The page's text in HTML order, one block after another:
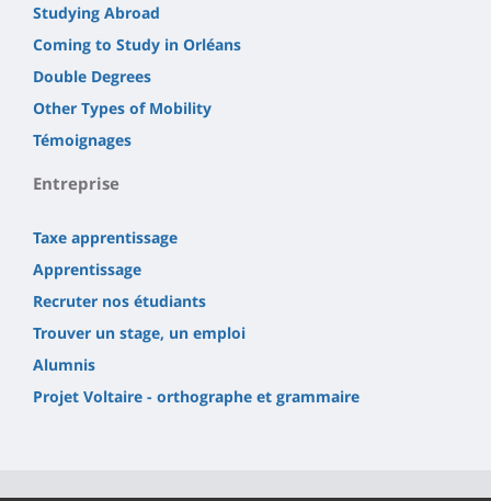
Studying Abroad
Coming to Study in Orléans
Double Degrees
Other Types of Mobility
Témoignages
Entreprise
Taxe apprentissage
Apprentissage
Recruter nos étudiants
Trouver un stage, un emploi
Alumnis
Projet Voltaire - orthographe et grammaire